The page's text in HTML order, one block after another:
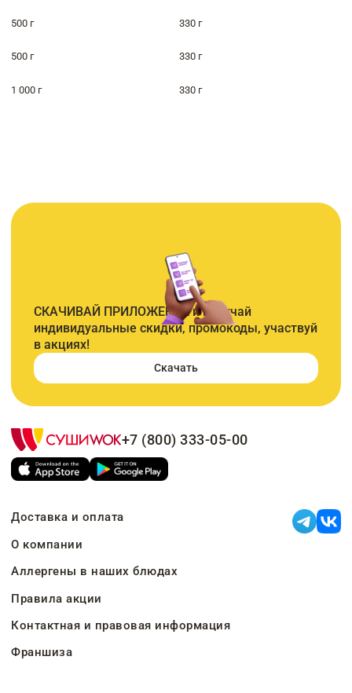
500 г 330 г
500 г 330 г
1 000 г 330 г
СКАЧИВАЙ ПРИЛОЖЕНИЕ и получай
индивидуальные скидки, промокоды, участвуй
в акциях!
Скачать
+7 (800) 333-05-00
Доставка и оплата
О компании
Аллергены в наших блюдах
Правила акции
Контактная и правовая информация
Франшиза